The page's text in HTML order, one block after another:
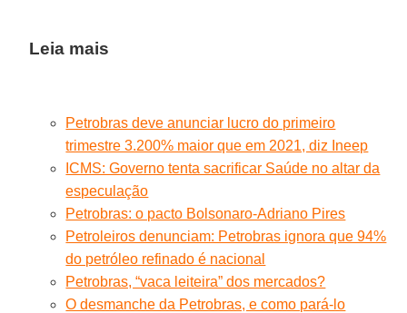
Leia mais
Petrobras deve anunciar lucro do primeiro
trimestre 3.200% maior que em 2021, diz Ineep
ICMS: Governo tenta sacrificar Saúde no altar da
especulação
Petrobras: o pacto Bolsonaro-Adriano Pires
Petroleiros denunciam: Petrobras ignora que 94%
do petróleo refinado é nacional
Petrobras, “vaca leiteira” dos mercados?
O desmanche da Petrobras, e como pará-lo